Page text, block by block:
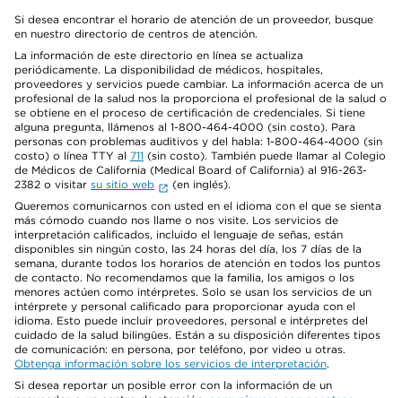
Si desea encontrar el horario de atención de un proveedor, busque
en nuestro directorio de centros de atención.
La información de este directorio en línea se actualiza
periódicamente. La disponibilidad de médicos, hospitales,
proveedores y servicios puede cambiar. La información acerca de un
profesional de la salud nos la proporciona el profesional de la salud o
se obtiene en el proceso de certificación de credenciales. Si tiene
alguna pregunta, llámenos al 1-800-464-4000 (sin costo). Para
personas con problemas auditivos y del habla: 1-800-464-4000 (sin
costo) o línea TTY al 711 (sin costo). También puede llamar al Colegio
de Médicos de California (Medical Board of California) al 916-263-
2382 o visitar su sitio web
(en inglés).
Queremos comunicarnos con usted en el idioma con el que se sienta
más cómodo cuando nos llame o nos visite. Los servicios de
interpretación calificados, incluido el lenguaje de señas, están
disponibles sin ningún costo, las 24 horas del día, los 7 días de la
semana, durante todos los horarios de atención en todos los puntos
de contacto. No recomendamos que la familia, los amigos o los
menores actúen como intérpretes. Solo se usan los servicios de un
intérprete y personal calificado para proporcionar ayuda con el
idioma. Esto puede incluir proveedores, personal e intérpretes del
cuidado de la salud bilingües. Están a su disposición diferentes tipos
de comunicación: en persona, por teléfono, por video u otras.
Obtenga información sobre los servicios de interpretación.
Si desea reportar un posible error con la información de un